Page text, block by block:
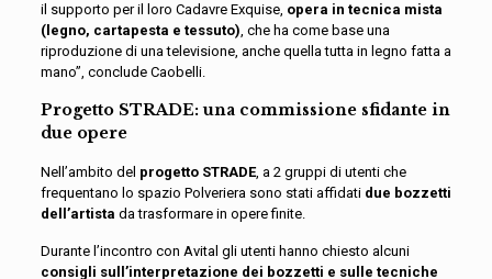
il supporto per il loro Cadavre Exquise, opera in tecnica mista
(legno, cartapesta e tessuto), che ha come base una
riproduzione di una televisione, anche quella tutta in legno fatta a
mano”, conclude Caobelli.
Progetto STRADE: una commissione sfidante in
due opere
Nell’ambito del progetto STRADE, a 2 gruppi di utenti che
frequentano lo spazio Polveriera sono stati affidati due bozzetti
dell’artista da trasformare in opere finite.
Durante l’incontro con Avital gli utenti hanno chiesto alcuni
consigli sull’interpretazione dei bozzetti e sulle tecniche